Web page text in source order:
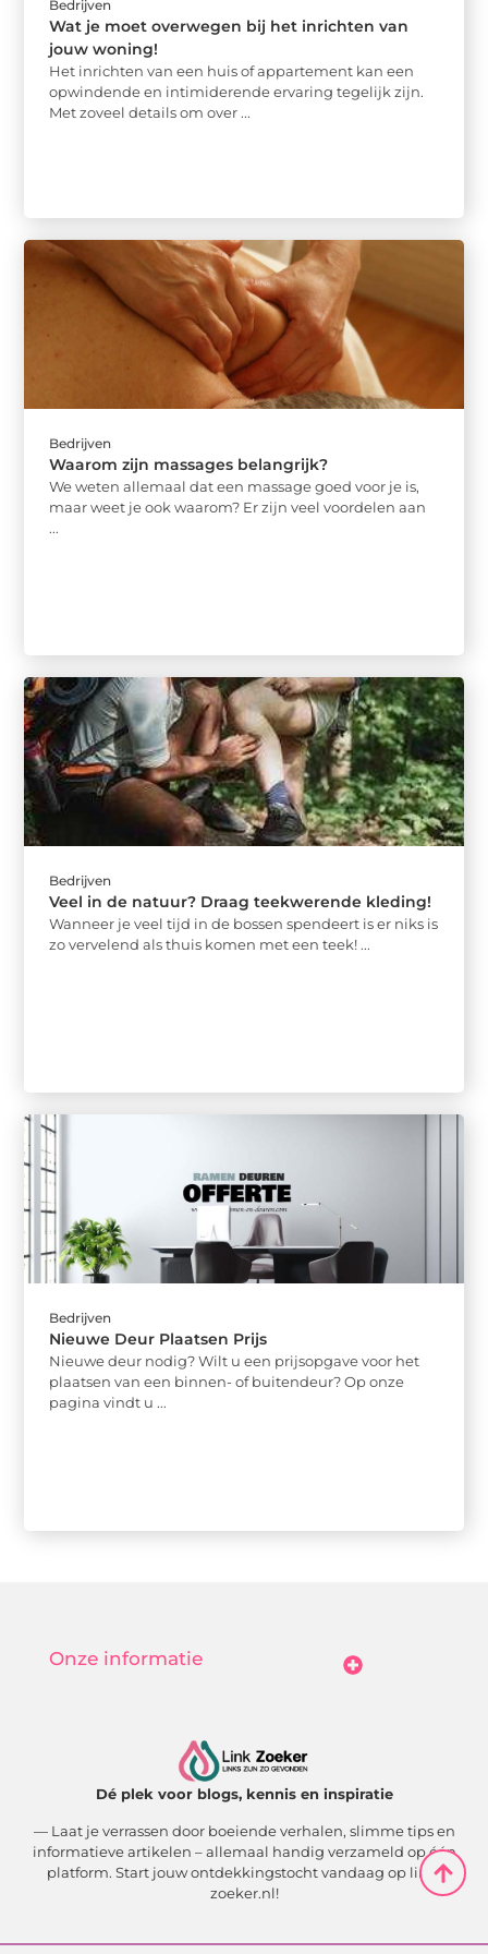
Bedrijven
Wat je moet overwegen bij het inrichten van
jouw woning!
Het inrichten van een huis of appartement kan een
opwindende en intimiderende ervaring tegelijk zijn.
Met zoveel details om over ...
Bedrijven
Waarom zijn massages belangrijk?
We weten allemaal dat een massage goed voor je is,
maar weet je ook waarom? Er zijn veel voordelen aan
...
Bedrijven
Veel in de natuur? Draag teekwerende kleding!
Wanneer je veel tijd in de bossen spendeert is er niks is
zo vervelend als thuis komen met een teek! ...
Bedrijven
Nieuwe Deur Plaatsen Prijs
Nieuwe deur nodig? Wilt u een prijsopgave voor het
plaatsen van een binnen- of buitendeur? Op onze
pagina vindt u ...
Dé plek voor blogs, kennis en inspiratie
— Laat je verrassen door boeiende verhalen, slimme tips en
informatieve artikelen – allemaal handig verzameld op één
platform. Start jouw ontdekkingstocht vandaag op link-
zoeker.nl!
Onze informatie